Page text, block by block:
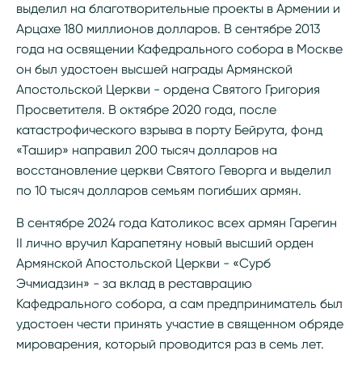
выделил на благотворительные проекты в Армении и
Арцахе 180 миллионов долларов. В сентябре 2013
года на освящении Кафедрального собора в Москве
он был удостоен высшей награды Армянской
Апостольской Церкви - ордена Святого Григория
Просветителя. В октябре 2020 года, после
катастрофического взрыва в порту Бейрута, фонд
«Ташир» направил 200 тысяч долларов на
восстановление церкви Святого Геворга и выделил
по 10 тысяч долларов семьям погибших армян.
В сентябре 2024 года Католикос всех армян Гарегин
II лично вручил Карапетяну новый высший орден
Армянской Апостольской Церкви - «Сурб
Эчмиадзин» - за вклад в реставрацию
Кафедрального собора, а сам предприниматель был
удостоен чести принять участие в священном обряде
мироварения, который проводится раз в семь лет.